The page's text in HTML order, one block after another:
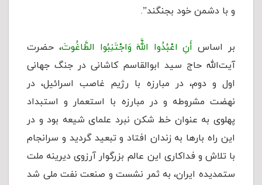
و با دشمن خود بجنگند”.
بر اساس أَنِ اعْبُدُوا اللَّهَ وَاجْتَنِبُوا الطَّاغُوتَ، حضرت
آیت‌الله حاج سید ابوالقاسم کاشانی در جنگ جهانی
اول و دوم، در مبارزه با رژیم غاصب اسرائیل، در
نهضت مشروطه و در مبارزه با استعمار و استبداد
پهلوی به عنوان خط شکن نبرد علمای شیعه بود و در
این راه بارها به زندان افتاد و تبعید گردید و سرانجام
با تلاش و فداکاری این عالم بزرگوار آرزوی دیرینه ملت
ستمدیده ایران، به ثمر نشست و صنعت نفت ملی شد